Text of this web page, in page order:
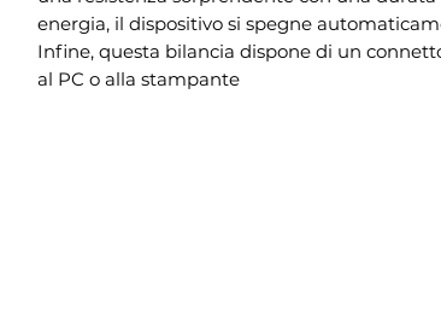
energia, il dispositivo si spegne
Infine, questa bilancia dispone di un
al PC o alla stampante